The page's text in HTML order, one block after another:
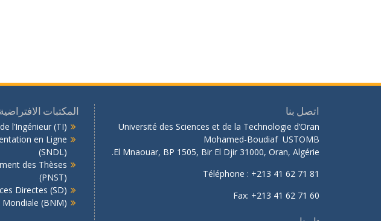
اتصل بنا
Université des Sciences et de la Technologie d’Oran
Mohamed-Boudiaf USTOMB
El Mnaouar, BP 1505, Bir El Djir 31000, Oran, Algérie.
Téléphone : +213 41 62 71 81
Fax: +213 41 62 71 60
المكتبات الافتراضية
l’Ingénieur (TI)
en Ligne
(SNDL)
des Thèses
(PNST)
Directes (SD)
(BNM)